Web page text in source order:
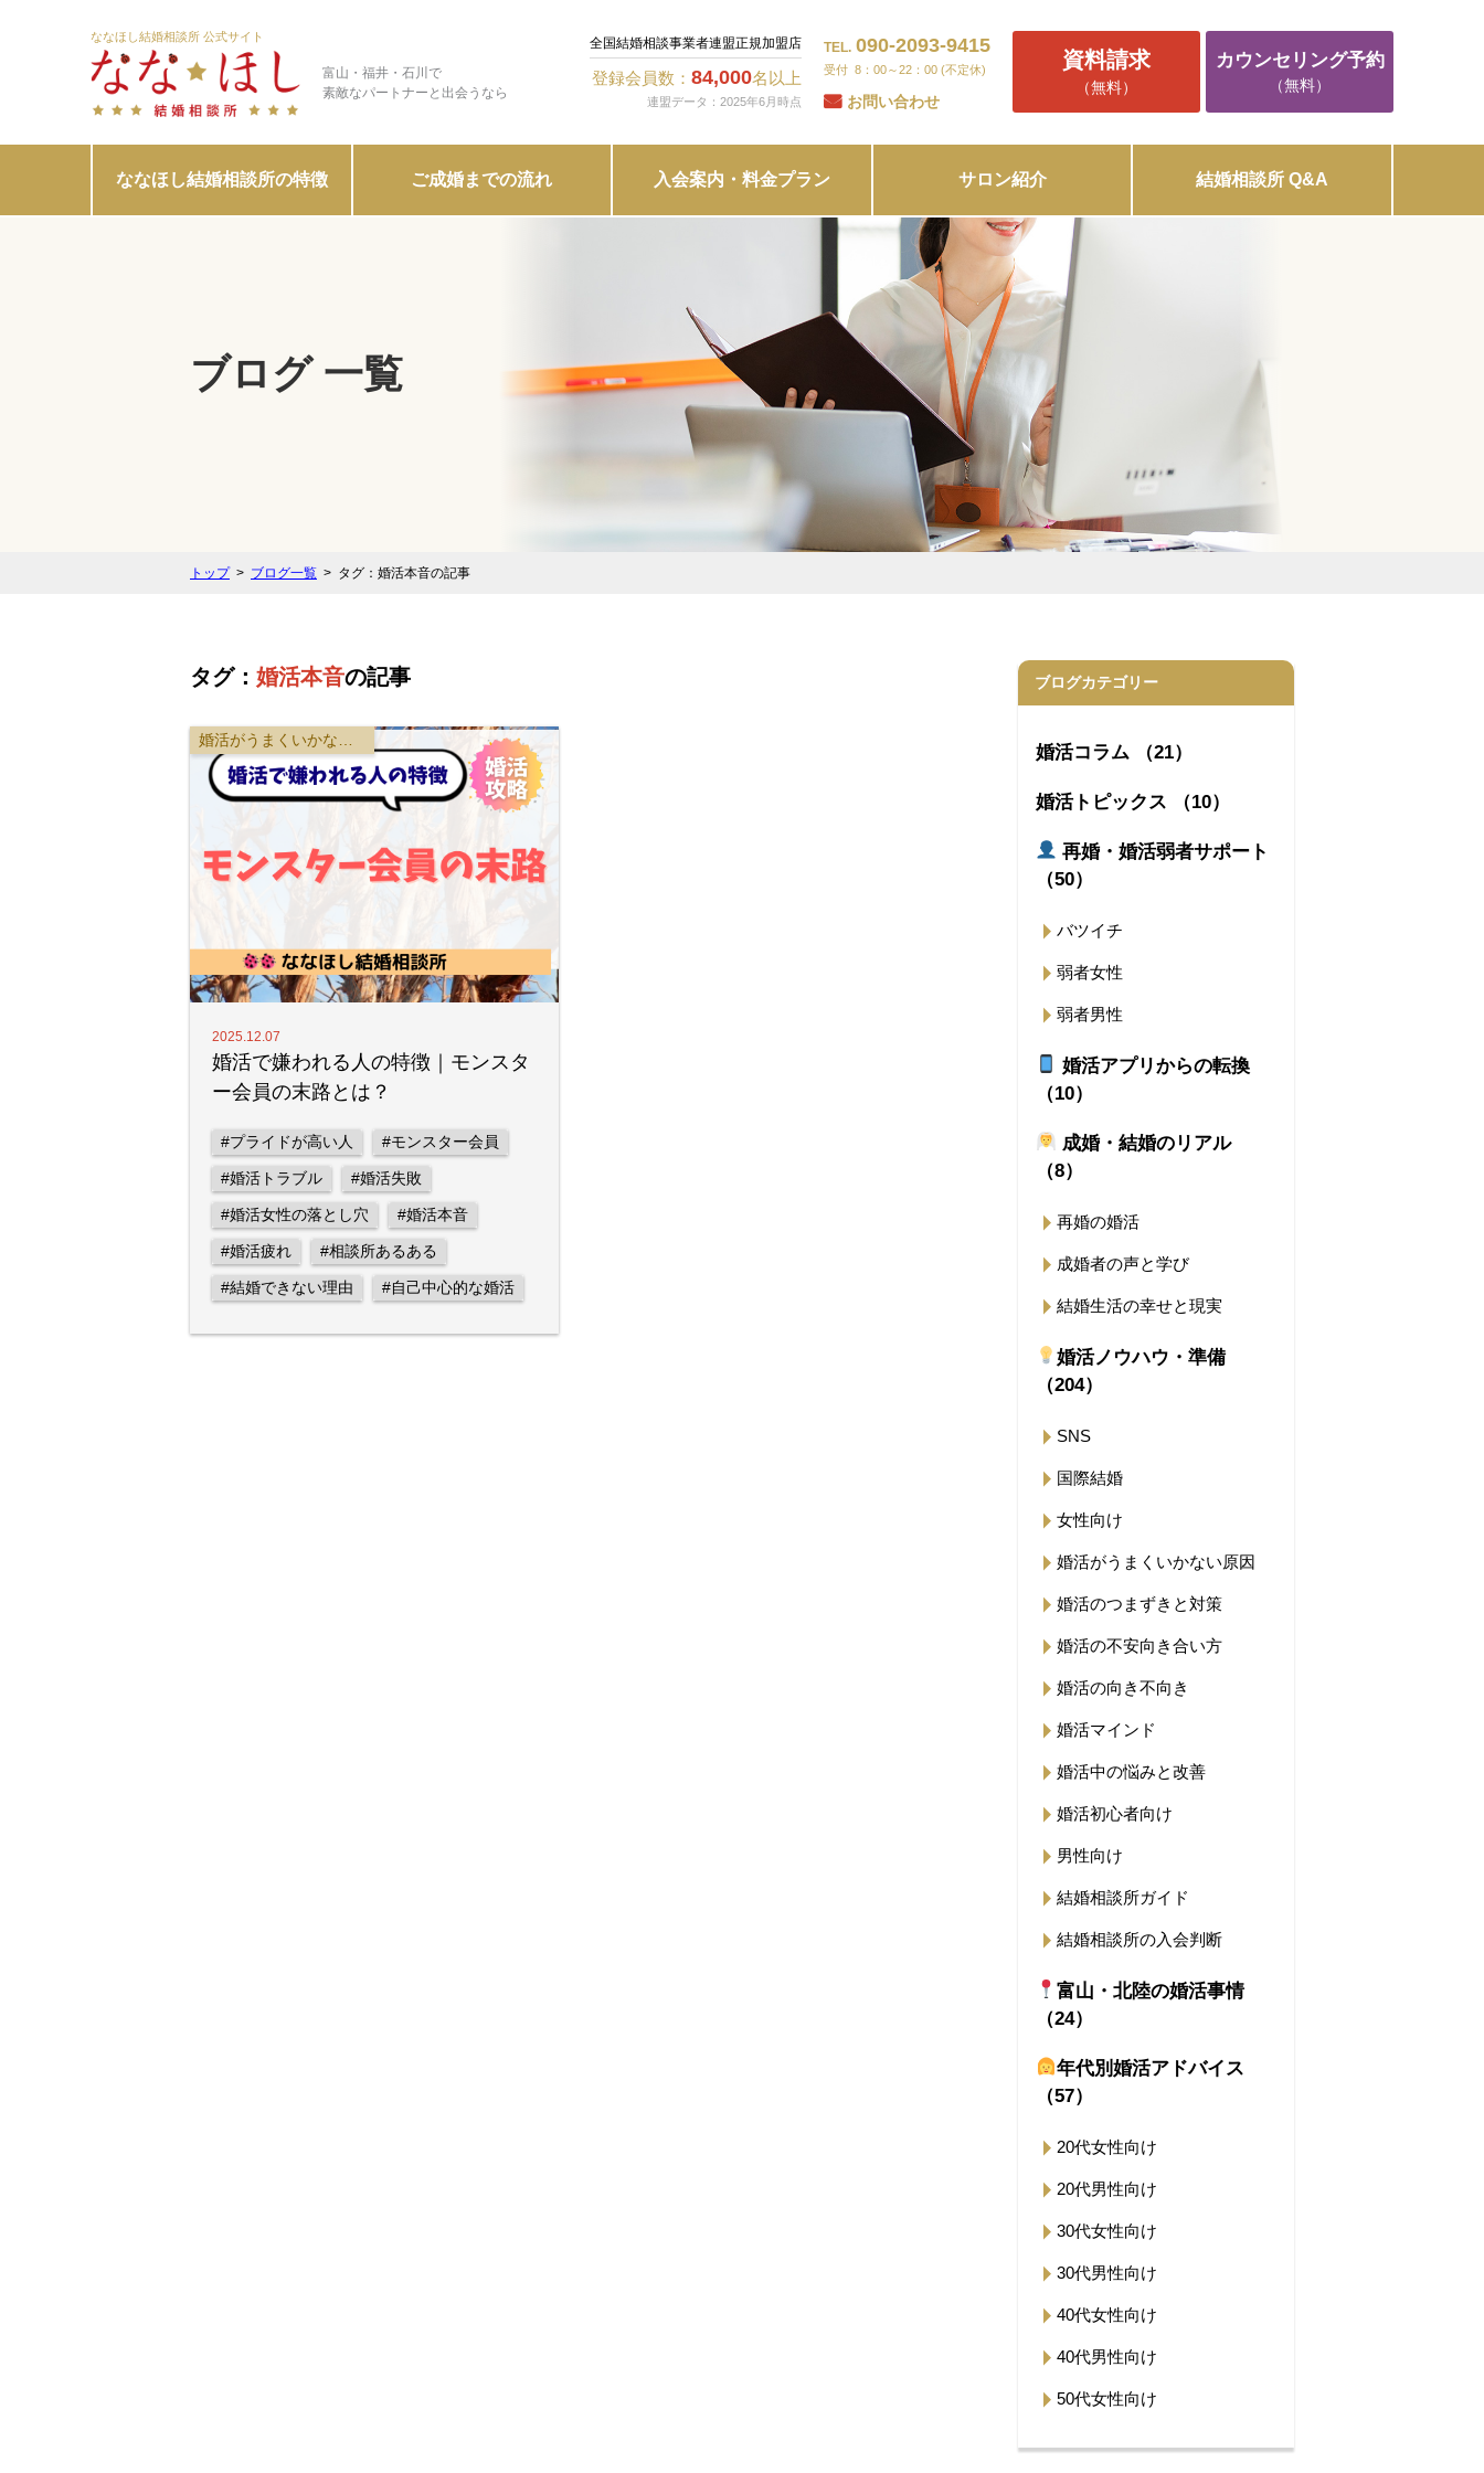
ななほし結婚相談所 公式サイト
富山・福井・石川で
素敵なパートナーと出会うなら
全国結婚相談事業者連盟正規加盟店
登録会員数： 84,000名以上
連盟データ：2025年6月時点
TEL. 090-2093-9415
8：00～22：00 (不定休)
お問い合わせ
資料請求
（無料）
カウンセリング予約
（無料）
ななほし結婚相談所の特徴 ご成婚までの流れ 入会案内・料金プラン サロン紹介 結婚相談所 Q&A
ブログ 一覧
トップ ブログ一覧 タグ：婚活本音の記事
タグ： 婚活本音の記事
2025.12.07
婚活で嫌われる人の特徴｜モンスタ
ー会員の末路とは？
#プライドが高い人 #モンスター会員
#婚活トラブル #婚活失敗
#婚活女性の落とし穴 #婚活本音
#婚活疲れ #相談所あるある
#結婚できない理由 #自己中心的な婚活
ブログカテゴリー
婚活コラム （21）
婚活トピックス （10）
再婚・婚活弱者サポート
（50）
バツイチ
弱者女性
弱者男性
婚活アプリからの転換
（10）
成婚・結婚のリアル
（8）
再婚の婚活
成婚者の声と学び
結婚生活の幸せと現実
婚活ノウハウ・準備
（204）
SNS
国際結婚
女性向け
婚活がうまくいかない原因
婚活のつまずきと対策
婚活の不安向き合い方
婚活の向き不向き
婚活マインド
婚活中の悩みと改善
婚活初心者向け
男性向け
結婚相談所ガイド
結婚相談所の入会判断
富山・北陸の婚活事情
（24）
年代別婚活アドバイス
（57）
20代女性向け
20代男性向け
30代女性向け
30代男性向け
40代女性向け
40代男性向け
50代女性向け